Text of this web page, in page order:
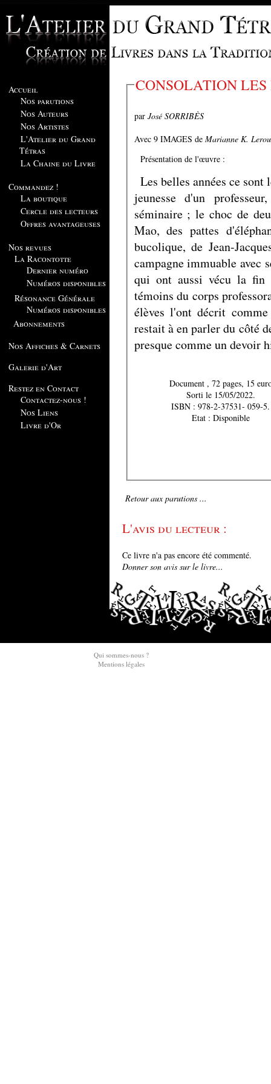
Accueil
Nos parutions
Nos Auteurs
Nos Artistes
L'Atelier du Grand
Tétras
La Chaine du Livre
Commandez !
La boutique
Cercle des lecteurs
Offres avantageuses
Nos revues
La Racontotte
Dernier numéro
Numéros disponibles
Résonance Générale
Numéros disponibles
Abonnements
Nos Affiches & Carnets
Galerie d'Art
Restez en Contact
Contactez-nous !
Nos Liens
Livre d'Or
CONSOLATION
par José SORRIBÈS
Avec 9 IMAGES de Marianne K.
Présentation de l'œuvre :
Les belles années ce sont
jeunesse d'un
séminaire ; le choc de
Mao, des pattes
bucolique, de Jean-
campagne immuable avec
qui ont aussi vécu la fin
témoins du corps
élèves l'ont décrit
restait à en parler du côté
presque comme un devoir
Document , 72 pages, 15
Sorti le 15/05/2022.
ISBN : 978-2-37531- 059-5.
Etat : Disponible
Retour aux parutions ...
L'avis du lecteur :
Ce livre n'a pas encore été commenté.
Donner son avis sur le livre...
Qui sommes-nous ?
Mentions légales